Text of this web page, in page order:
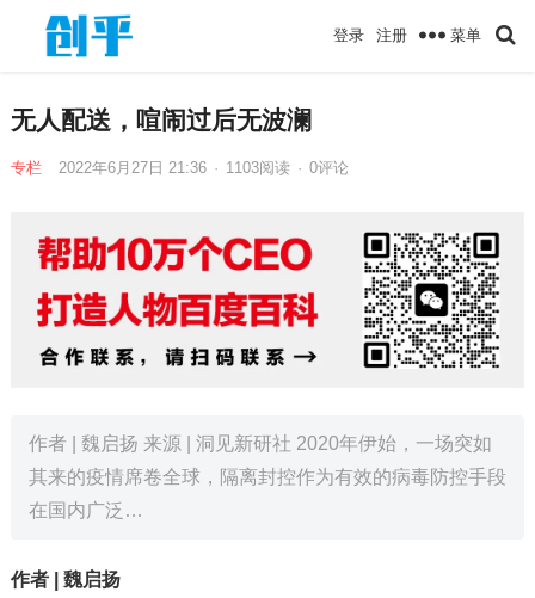
登录 注册 菜单
无人配送，喧闹过后无波澜
专栏 2022年6月27日 21:36 · 1103阅读 · 0评论
作者 | 魏启扬 来源 | 洞见新研社 2020年伊始，一场突如
其来的疫情席卷全球，隔离封控作为有效的病毒防控手段
在国内广泛…
作者 | 魏启扬